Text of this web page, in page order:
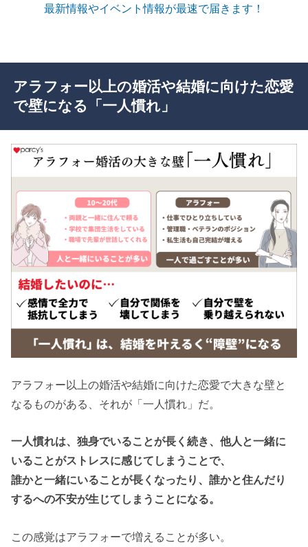
最新情報やイベント情報が最速で届きます！
アラフォー以上の婚活や結婚に向けた恋愛
で壁になる「一人慣れ」
アラフォー以上の婚活や結婚に向けた恋愛で大きな壁と
なるものがある、それが「一人慣れ」だ。
一人慣れは、独身でいることが長く続き、他人と一緒に
いることがストレスに感じてしまうことで、
誰かと一緒にいることが長くなったり、誰かと住んだり
するへの不安が生じてしまうことになる。
この感覚はアラフォーで増えることが多い。